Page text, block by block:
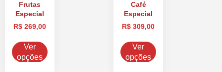
Frutas
Especial
R$ 269,00
Ver
opções
Café
Especial
R$ 309,00
Ver
opções